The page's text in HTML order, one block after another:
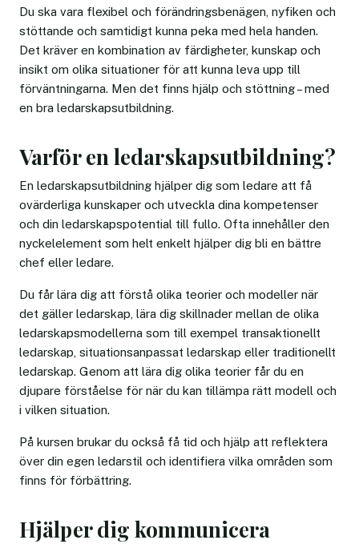
Du ska vara flexibel och förändringsbenägen, nyfiken och
stöttande och samtidigt kunna peka med hela handen.
Det kräver en kombination av färdigheter, kunskap och
insikt om olika situationer för att kunna leva upp till
förväntningarna. Men det finns hjälp och stöttning – med
en bra ledarskapsutbildning.
Varför en ledarskapsutbildning?
En ledarskapsutbildning hjälper dig som ledare att få
ovärderliga kunskaper och utveckla dina kompetenser
och din ledarskapspotential till fullo. Ofta innehåller den
nyckelelement som helt enkelt hjälper dig bli en bättre
chef eller ledare.
Du får lära dig att förstå olika teorier och modeller när
det gäller ledarskap, lära dig skillnader mellan de olika
ledarskapsmodellerna som till exempel transaktionellt
ledarskap, situationsanpassat ledarskap eller traditionellt
ledarskap. Genom att lära dig olika teorier får du en
djupare förståelse för när du kan tillämpa rätt modell och
i vilken situation.
På kursen brukar du också få tid och hjälp att reflektera
över din egen ledarstil och identifiera vilka områden som
finns för förbättring.
Hjälper dig kommunicera